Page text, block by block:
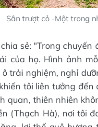
Sân trượt cỏ -Một trong
sẻ: "Trong
của họ. Hình ảnh
trải nghiệm, nghỉ
tôi liên tưởng đến
quan, thiên nhiên
(Thạch Hà), nơi tôi